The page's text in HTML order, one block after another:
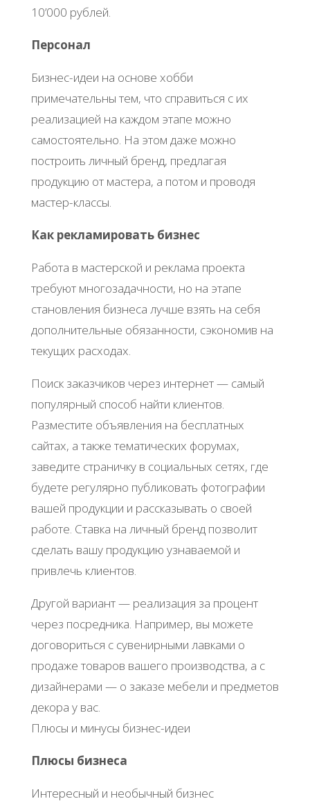
10’000 рублей.
Персонал
Бизнес-идеи на основе хобби
примечательны тем, что справиться с их
реализацией на каждом этапе можно
самостоятельно. На этом даже можно
построить личный бренд, предлагая
продукцию от мастера, а потом и проводя
мастер-классы.
Как рекламировать бизнес
Работа в мастерской и реклама проекта
требуют многозадачности, но на этапе
становления бизнеса лучше взять на себя
дополнительные обязанности, сэкономив на
текущих расходах.
Поиск заказчиков через интернет — самый
популярный способ найти клиентов.
Разместите объявления на бесплатных
сайтах, а также тематических форумах,
заведите страничку в социальных сетях, где
будете регулярно публиковать фотографии
вашей продукции и рассказывать о своей
работе. Ставка на личный бренд позволит
сделать вашу продукцию узнаваемой и
привлечь клиентов.
Другой вариант — реализация за процент
через посредника. Например, вы можете
договориться с сувенирными лавками о
продаже товаров вашего производства, а с
дизайнерами — о заказе мебели и предметов
декора у вас.
Плюсы и минусы бизнес-идеи
Плюсы бизнеса
Интересный и необычный бизнес